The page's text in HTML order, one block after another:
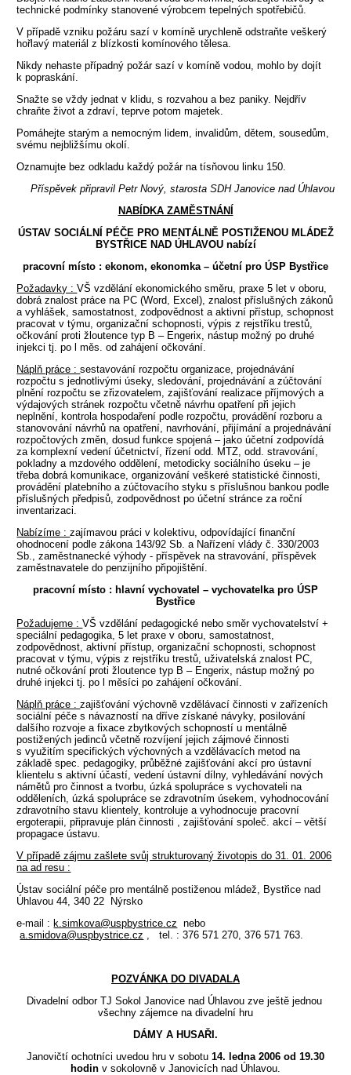
technické podmínky stanovené výrobcem tepelných spotřebičů.
V případě vzniku požáru sazí v komíně urychleně odstraňte veškerý
hořlavý materiál z blízkosti komínového tělesa.
Nikdy nehaste případný požár sazí v komíně vodou, mohlo by dojít
k popraskání.
Snažte se vždy jednat v klidu, s rozvahou a bez paniky. Nejdřív
chraňte život a zdraví, teprve potom majetek.
Pomáhejte starým a nemocným lidem, invalidům, dětem, sousedům,
svému nejbližšímu okolí.
Oznamujte bez odkladu každý požár na tísňovou linku 150.
Příspěvek připravil Petr Nový, starosta SDH Janovice nad Úhlavou
NABÍDKA ZAMĚSTNÁNÍ
ÚSTAV SOCIÁLNÍ PÉČE PRO MENTÁLNĚ POSTIŽENOU MLÁDEŽ
BYSTŘICE NAD ÚHLAVOU nabízí
pracovní místo : ekonom, ekonomka – účetní pro ÚSP Bystřice
Požadavky :VŠ vzdělání ekonomického směru, praxe 5 let v oboru,
dobrá znalost práce na PC (Word, Excel), znalost příslušných zákonů
a vyhlášek, samostatnost, zodpovědnost a aktivní přístup, schopnost
pracovat v týmu, organizační schopnosti, výpis z rejstříku trestů,
očkování proti žloutence typ B – Engerix, nástup možný po druhé
injekci tj. po l měs. od zahájení očkování.
Náplň práce :sestavování rozpočtu organizace, projednávání
rozpočtu s jednotlivými úseky, sledování, projednávání a zúčtování
plnění rozpočtu se zřizovatelem, zajišťování realizace příjmových a
výdajových stránek rozpočtu včetně návrhu opatření při jejich
neplnění, kontrola hospodaření podle rozpočtu, provádění rozboru a
stanovování návrhů na opatření, navrhování, přijímání a projednávání
rozpočtových změn, dosud funkce spojená – jako účetní zodpovídá
za komplexní vedení účetnictví, řízení odd. MTZ, odd. stravování,
pokladny a mzdového oddělení, metodicky sociálního úseku – je
třeba dobrá komunikace, organizování veškeré statistické činnosti,
provádění platebního a zúčtovacího styku s příslušnou bankou podle
příslušných předpisů, zodpovědnost po účetní stránce za roční
inventarizaci.
Nabízíme :zajímavou práci v kolektivu, odpovídající finanční
ohodnocení podle zákona 143/92 Sb. a Nařízení vlády č. 330/2003
Sb., zaměstnanecké výhody - příspěvek na stravování, příspěvek
zaměstnavatele do penzijního připojištění.
pracovní místo : hlavní vychovatel – vychovatelka pro ÚSP
Bystřice
Požadujeme :VŠ vzdělání pedagogické nebo směr vychovatelství +
speciální pedagogika, 5 let praxe v oboru, samostatnost,
zodpovědnost, aktivní přístup, organizační schopnosti, schopnost
pracovat v týmu, výpis z rejstříku trestů, uživatelská znalost PC,
nutné očkování proti žloutence typ B – Engerix, nástup možný po
druhé injekci tj. po l měsíci po zahájení očkování.
Náplň práce :zajišťování výchovně vzdělávací činnosti v zařízeních
sociální péče s návazností na dříve získané návyky, posilování
dalšího rozvoje a fixace zbytkových schopností u mentálně
postižených jedinců včetně rozvíjení jejich zájmové činnosti
s využitím specifických výchovných a vzdělávacích metod na
základě spec. pedagogiky, průběžné zajišťování akcí pro ústavní
klientelu s aktivní účastí, vedení ústavní dílny, vyhledávání nových
námětů pro činnost a tvorbu, úzká spolupráce s vychovateli na
odděleních, úzká spolupráce se zdravotním úsekem, vyhodnocování
zdravotního stavu klientely, kontroluje a vyhodnocuje pracovní
ergoterapii, připravuje plán činnosti , zajišťování společ. akcí – větší
propagace ústavu.
V případě zájmu zašlete svůj strukturovaný životopis do 31. 01. 2006
na ad resu :
Ústav sociální péče pro mentálně postiženou mládež, Bystřice nad
Úhlavou 44, 340 22 Nýrsko
e-mail :k.simkova@uspbystrice.cz nebo
a.smidova@uspbystrice.cz , tel. : 376 571 270, 376 571 763.
POZVÁNKA DO DIVADALA
Divadelní odbor TJ Sokol Janovice nad Úhlavou zve ještě jednou
všechny zájemce na divadelní hru
DÁMY A HUSAŘI.
Janovičtí ochotníci uvedou hru v sobotu 14. ledna 2006 od 19.30
hodin v sokolovně v Janovicích nad Úhlavou.